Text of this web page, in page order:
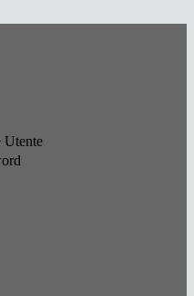
Utente